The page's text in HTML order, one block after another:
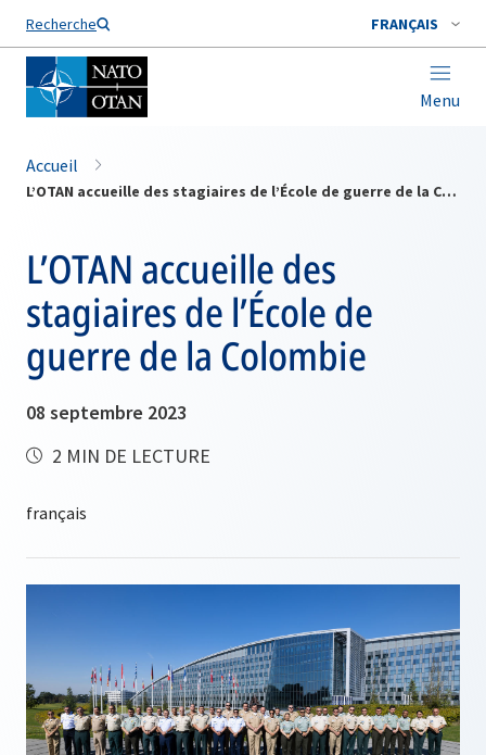
Recherche FRANÇAIS
Menu
Nom de famille*
Accueil
L’OTAN accueille des stagiaires de l’École de guerre de la Colombie
L’OTAN accueille des
stagiaires de l’École de
guerre de la Colombie
08 septembre 2023
2 MIN DE LECTURE